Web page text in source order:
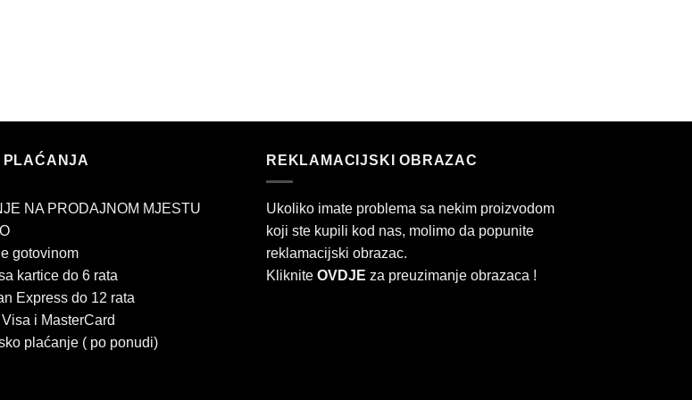
PLAĆANJA
NA PRODAJNOM MJESTU
gotovinom
kartice do 6 rata
Express do 12 rata
i MasterCard
plaćanje ( po ponudi)
REKLAMACIJSKI OBRAZAC
Ukoliko imate problema sa nekim proizvodom
koji ste kupili kod nas, molimo da popunite
reklamacijski obrazac.
Kliknite OVDJE za preuzimanje obrazaca !